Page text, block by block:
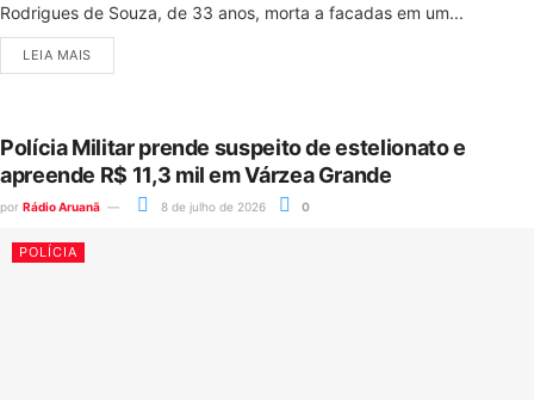
Rodrigues de Souza, de 33 anos, morta a facadas em um...
LEIA MAIS
Polícia Militar prende suspeito de estelionato e
apreende R$ 11,3 mil em Várzea Grande
por Rádio Aruanã 8 de julho de 2026 0
POLÍCIA